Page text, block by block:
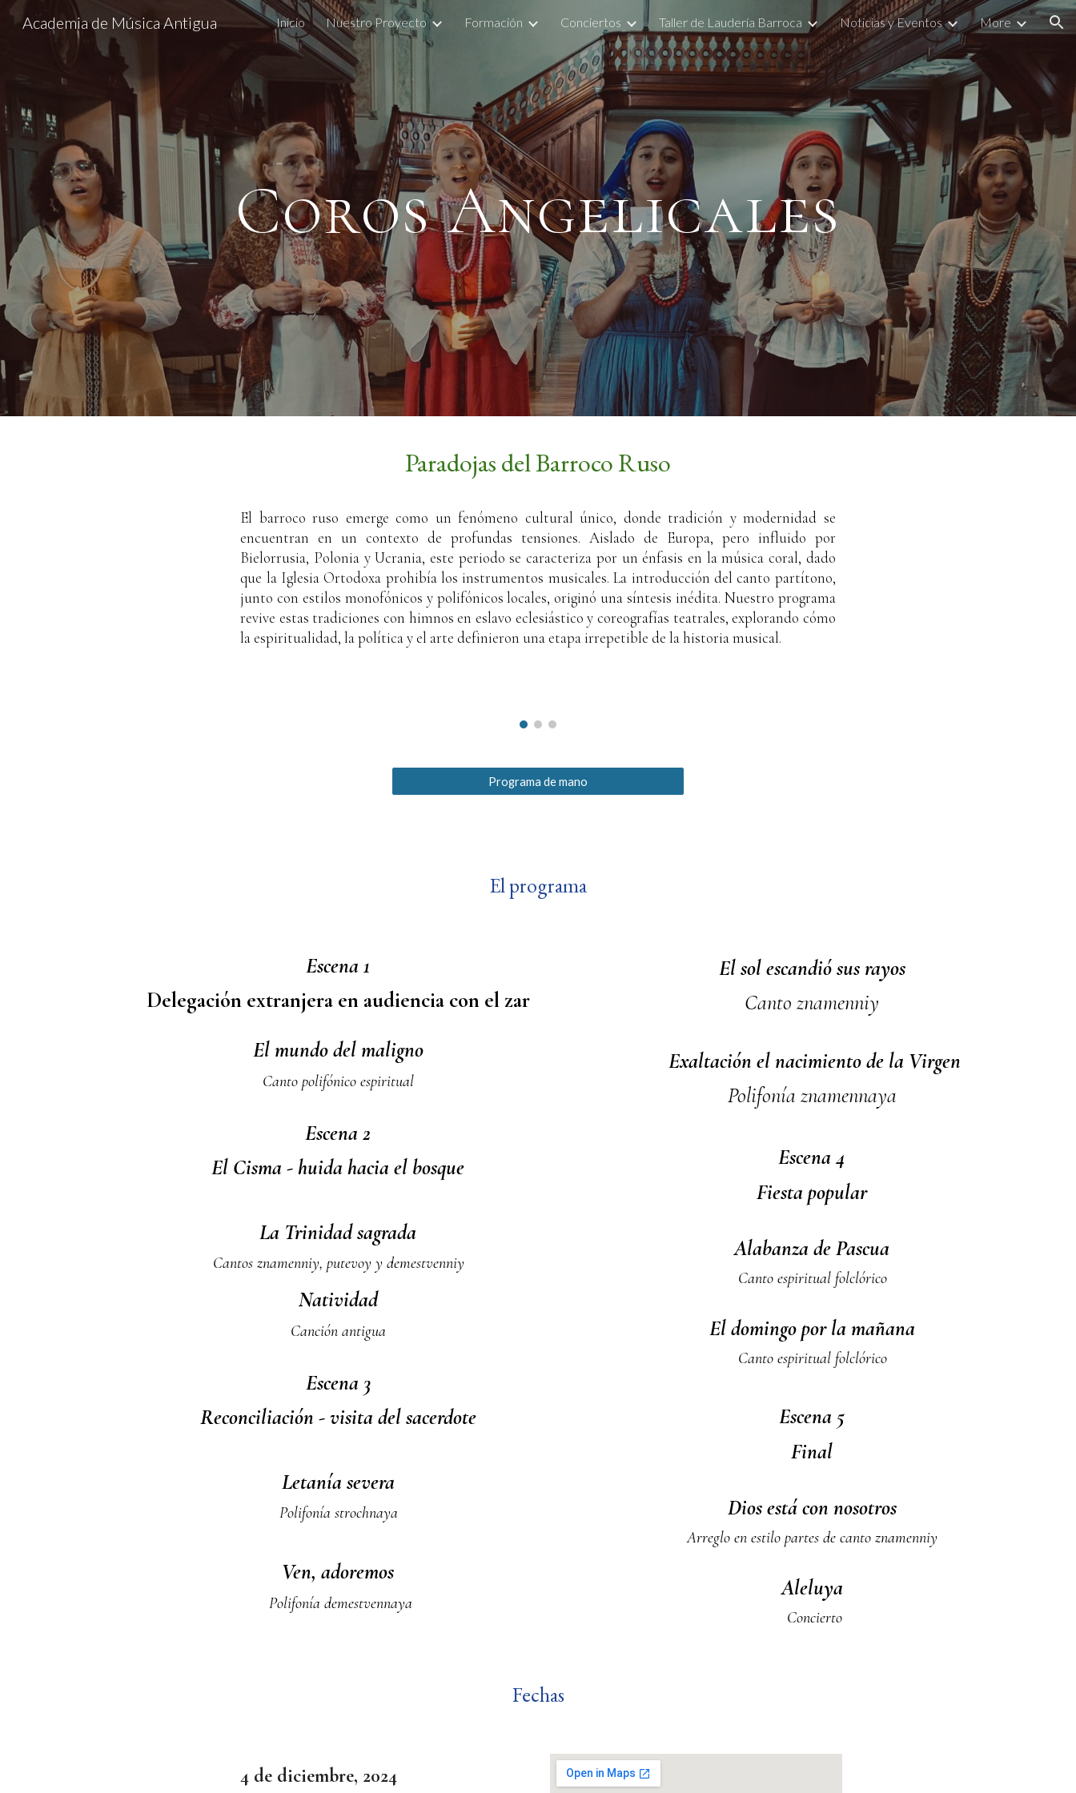
Skip to main content Skip to navigation
Academia de Música Antigua Inicio Nuestro Proyecto Formación Conciertos Taller de Laudería Barroca Noticias y Eventos More
Coros Angelicales
Paradojas del Barroco Ruso
El barroco ruso emerge como un fenómeno cultural único, donde tradición y modernidad se
encuentran en un contexto de profundas tensiones. Aislado de Europa, pero influido por
Bielorrusia, Polonia y Ucrania, este periodo se caracteriza por un énfasis en la música coral, dado
que la Iglesia Ortodoxa prohibía los instrumentos musicales. La introducción del canto partítono,
junto con estilos monofónicos y polifónicos locales, originó una síntesis inédita. Nuestro programa
revive estas tradiciones con himnos en eslavo eclesiástico y coreografías teatrales, explorando cómo
la espiritualidad, la política y el arte definieron una etapa irrepetible de la historia musical.
Programa de mano
El programa
Escena 1
Delegación extranjera en audiencia con el zar
El mundo del maligno
Canto polifónico espiritual
Escena 2
El Cisma - huida hacia el bosque
La Trinidad sagrada
Cantos znamenniy, putevoy y demestvenniy
Natividad
Canción antigua
Escena 3
Reconciliación - visita del sacerdote
Letanía severa
Polifonía strochnaya
Ven, adoremos
Polifonía demestvennaya
El sol escandió sus rayos
Canto znamenniy
Exaltación el nacimiento de la Virgen
Polifonía znamennaya
Escena 4
Fiesta popular
Alabanza de Pascua
Canto espiritual folclórico
El domingo por la mañana
Canto espiritual folclórico
Escena 5
Final
Dios está con nosotros
Arreglo en estilo partes de canto znamenniy
Aleluya
Concierto
Fechas
4 de diciembre, 2024